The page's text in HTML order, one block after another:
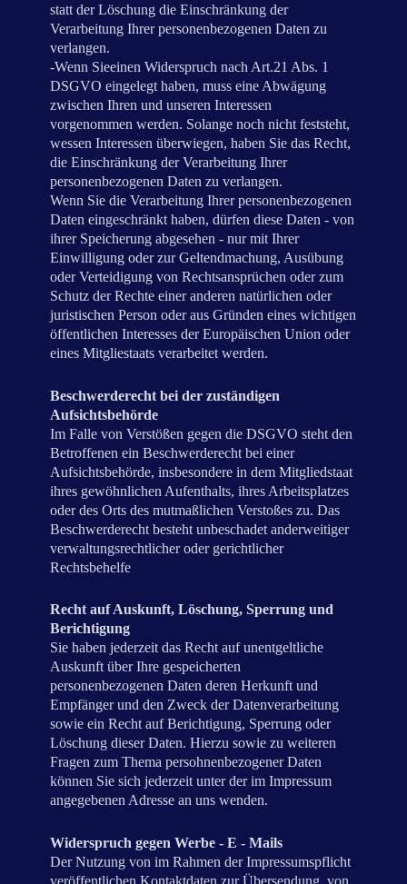
statt der Löschung die Einschränkung der
Verarbeitung Ihrer personenbezogenen Daten zu
verlangen.
-Wenn Sieeinen Widerspruch nach Art.21 Abs. 1
DSGVO eingelegt haben, muss eine Abwägung
zwischen Ihren und unseren Interessen
vorgenommen werden. Solange noch nicht feststeht,
wessen Interessen überwiegen, haben Sie das Recht,
die Einschränkung der Verarbeitung Ihrer
personenbezogenen Daten zu verlangen.
Wenn Sie die Verarbeitung Ihrer personenbezogenen
Daten eingeschränkt haben, dürfen diese Daten - von
ihrer Speicherung abgesehen - nur mit Ihrer
Einwilligung oder zur Geltendmachung, Ausübung
oder Verteidigung von Rechtsansprüchen oder zum
Schutz der Rechte einer anderen natürlichen oder
juristischen Person oder aus Gründen eines wichtigen
öffentlichen Interesses der Europäischen Union oder
eines Mitgliestaats verarbeitet werden.
Beschwerderecht bei der zuständigen
Aufsichtsbehörde
Im Falle von Verstößen gegen die DSGVO steht den
Betroffenen ein Beschwerderecht bei einer
Aufsichtsbehörde, insbesondere in dem Mitgliedstaat
ihres gewöhnlichen Aufenthalts, ihres Arbeitsplatzes
oder des Orts des mutmaßlichen Verstoßes zu. Das
Beschwerderecht besteht unbeschadet anderweitiger
verwaltungsrechtlicher oder gerichtlicher
Rechtsbehelfe
Recht auf Auskunft, Löschung, Sperrung und
Berichtigung
Sie haben jederzeit das Recht auf unentgeltliche
Auskunft über Ihre gespeicherten
personenbezogenen Daten deren Herkunft und
Empfänger und den Zweck der Datenverarbeitung
sowie ein Recht auf Berichtigung, Sperrung oder
Löschung dieser Daten. Hierzu sowie zu weiteren
Fragen zum Thema persohnenbezogener Daten
können Sie sich jederzeit unter der im Impressum
angegebenen Adresse an uns wenden.
Widerspruch gegen Werbe - E - Mails
Der Nutzung von im Rahmen der Impressumspflicht
veröffentlichen Kontaktdaten zur Übersendung von